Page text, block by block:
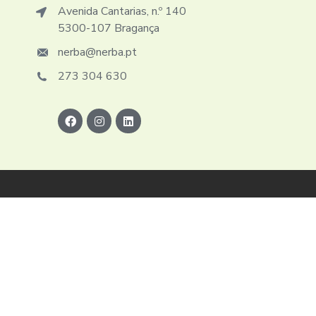
Avenida Cantarias, n.º 140
5300-107 Bragança
nerba@nerba.pt
273 304 630